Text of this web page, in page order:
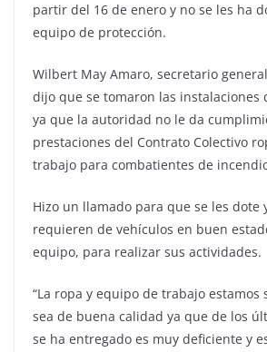
partir del 16 de enero y no se les ha
equipo de protección.
Wilbert May Amaro, secretario
dijo que se tomaron las instalaciones
ya que la autoridad no le da
prestaciones del Contrato Colectivo
trabajo para combatientes de
Hizo un llamado para que se les dote
requieren de vehículos en buen
equipo, para realizar sus actividades.
“La ropa y equipo de trabajo estamos
sea de buena calidad ya que de los
se ha entregado es muy deficiente y